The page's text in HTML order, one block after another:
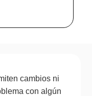
cambios ni
con algún